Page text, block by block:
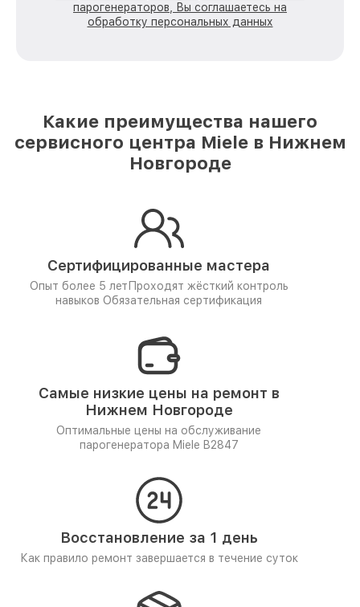
парогенераторов, Вы соглашаетесь на
обработку персональных данных
Какие преимущества нашего
сервисного центра Miele в Нижнем
Новгороде
Сертифицированные мастера
Опыт более 5 лет Проходят жёсткий контроль
навыков Обязательная сертификация
Самые низкие цены на ремонт в
Нижнем Новгороде
Оптимальные цены на обслуживание
парогенератора Miele B2847
Восстановление за 1 день
Как правило ремонт завершается в течение суток